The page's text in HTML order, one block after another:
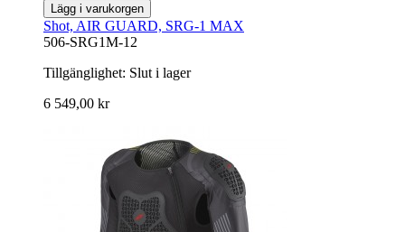
Lägg i varukorgen
Shot, AIR GUARD, SRG-1 MAX
506-SRG1M-12
Tillgänglighet: Slut i lager
6 549,00 kr